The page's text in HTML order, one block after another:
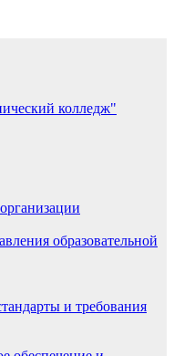
образовательной
и требования